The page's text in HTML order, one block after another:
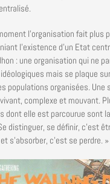
l’organisation fait plus
l’existence d’un Etat
: une organisation qui ne
mais se plaque
populations organisées. Une
complexe et mouvant.
dont elle est parcourue sont
distinguer, se définir, c’est
s’absorber, c’est se perdre. »